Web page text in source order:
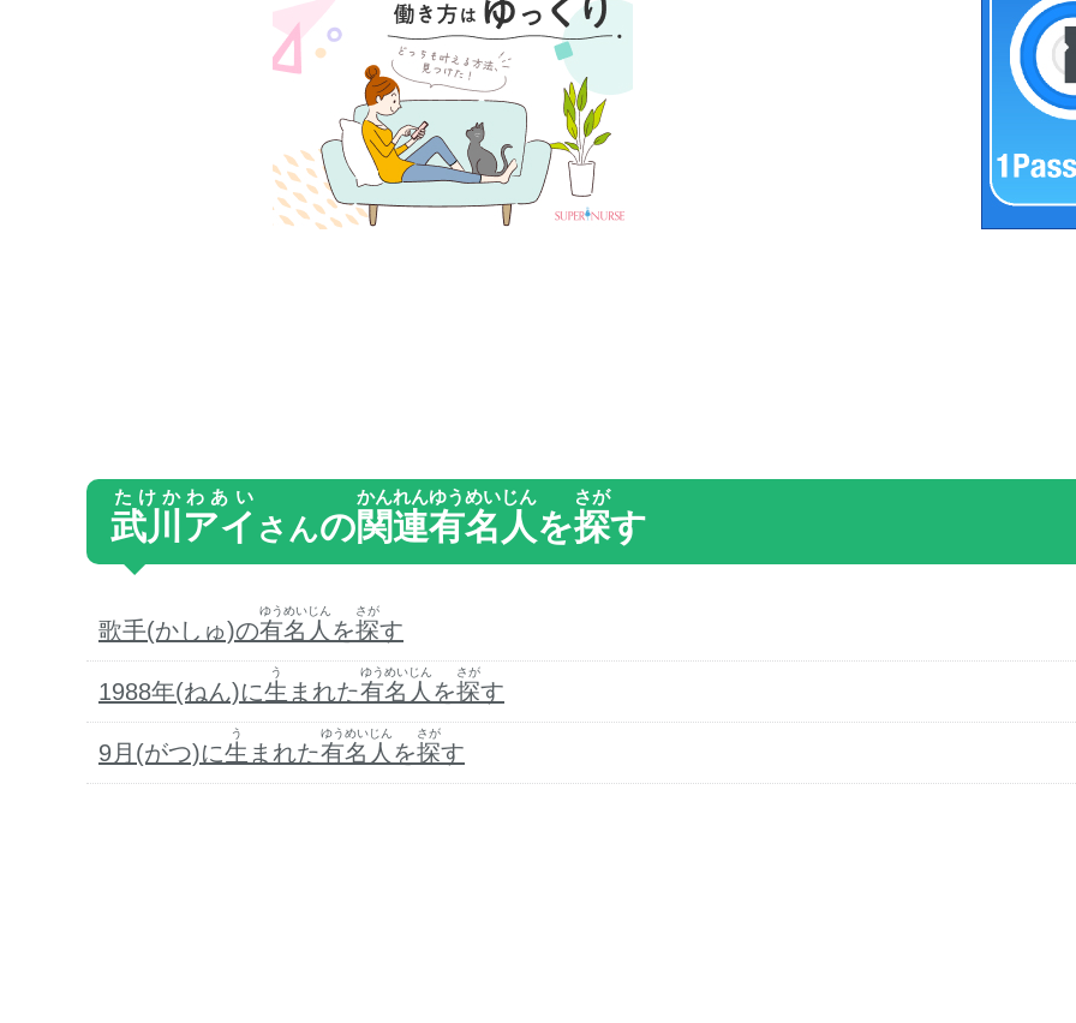
武川アイ
たけかわあい
さんの関連
かんれん
有名人
ゆうめいじん
を探
さが
す
歌手(かしゅ)の有名人
ゆうめいじん
を探
さが
す
1988年(ねん)に生
う
まれた有名人
ゆうめいじん
を探
さが
す
9月(がつ)に生
う
まれた有名人
ゆうめいじん
を探
さが
す